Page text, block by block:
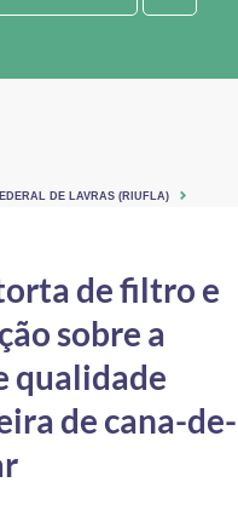
DE LAVRAS (RIUFLA)
de filtro e
sobre a
qualidade
de cana-de-